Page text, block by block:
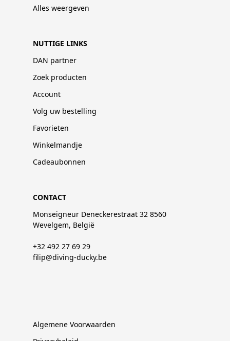
Alles weergeven
NUTTIGE LINKS
DAN partner
Zoek producten
Account
Volg uw bestelling
Favorieten
Winkelmandje
Cadeaubonnen
CONTACT
Monseigneur Deneckerestraat 32 8560
Wevelgem, België
+32 492 27 69 29
filip@diving-ducky.be
Algemene Voorwaarden